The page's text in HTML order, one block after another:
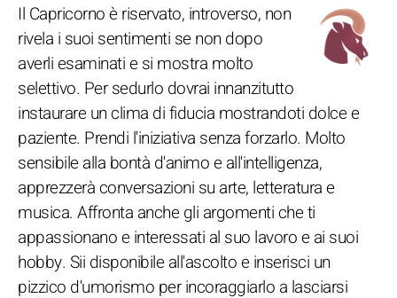
Il Capricorno è riservato, introverso, non
rivela i suoi sentimenti se non dopo
averli esaminati e si mostra molto
selettivo. Per sedurlo dovrai innanzitutto
instaurare un clima di fiducia mostrandoti dolce e
paziente. Prendi l'iniziativa senza forzarlo. Molto
sensibile alla bontà d'animo e all'intelligenza,
apprezzerà conversazioni su arte, letteratura e
musica. Affronta anche gli argomenti che ti
appassionano e interessati al suo lavoro e ai suoi
hobby. Sii disponibile all'ascolto e inserisci un
pizzico d'umorismo per incoraggiarlo a lasciarsi